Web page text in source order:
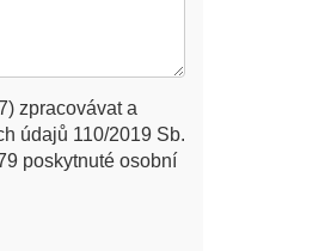
zpracovávat a
údajů 110/2019 Sb.
poskytnuté osobní